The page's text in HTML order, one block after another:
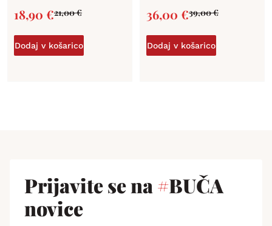
21,00€
18,90 €
Dodaj v košarico
39,00€
36,00 €
Dodaj v košarico
Prijavite se na#BUČA
novice